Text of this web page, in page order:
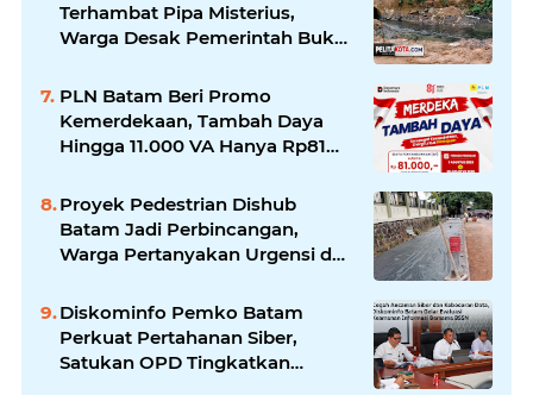
Terhambat Pipa Misterius,
Warga Desak Pemerintah Buka
PLN Batam Beri Promo
Kemerdekaan, Tambah Daya
Hingga 11.000 VA Hanya Rp81
Proyek Pedestrian Dishub
Batam Jadi Perbincangan,
Warga Pertanyakan Urgensi dan
Diskominfo Pemko Batam
Perkuat Pertahanan Siber,
Satukan OPD Tingkatkan